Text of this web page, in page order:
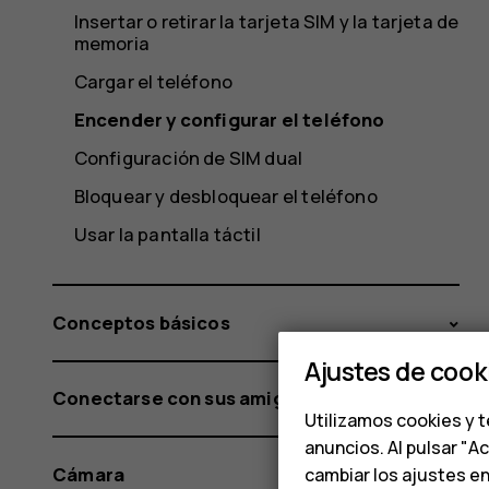
Insertar o retirar la tarjeta SIM y la tarjeta de
memoria
Cargar el teléfono
Encender y configurar el teléfono
Configuración de SIM dual
Bloquear y desbloquear el teléfono
Usar la pantalla táctil
Conceptos básicos
Conectarse con sus amigos y familiares
Cámara
Ajustes de
Utilizamos cookies y
anuncios. Al pulsar
cambiar los ajustes